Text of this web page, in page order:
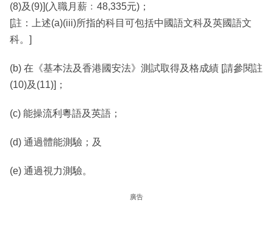
(8)及(9)](入職月薪﹕48,335元)；
[註：上述(a)(iii)所指的科目可包括中國語文科及英國語文
科。]
(b) 在《基本法及香港國安法》測試取得及格成績 [請參閱註
(10)及(11)]；
(c) 能操流利粵語及英語；
(d) 通過體能測驗；及
(e) 通過視力測驗。
廣告